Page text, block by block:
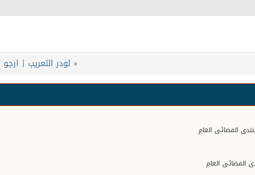
« لودر التعريب |
الفضائى العام